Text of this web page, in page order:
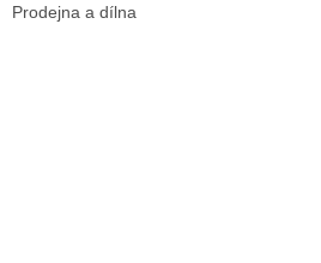
Prodejna a dílna